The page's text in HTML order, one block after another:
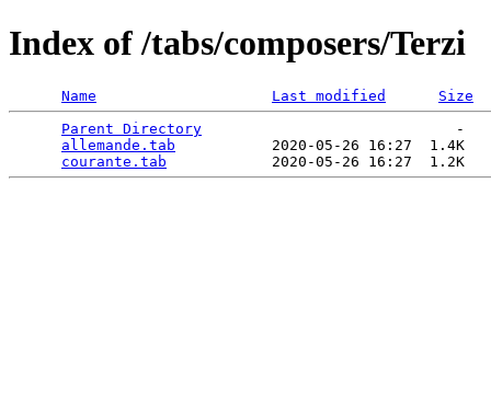
Index of /tabs/composers/Terzi
Name Last modified
Size
Parent Directory
                             -
allemande.tab
           2020-05-26 16:27  1.4K
courante.tab